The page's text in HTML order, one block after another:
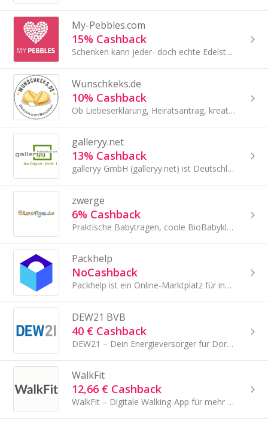
My-Pebbles.com
15% Cashback
Schenken kann jeder- doch echte Edelsteine individuell mit Foto und Text gravieren lassen, das kann man nur bei uns.
Wunschkeks.de
10% Cashback
Ob Liebeserklärung, Heiratsantrag, kreativer Glückwunsch, als Geschenk für Hochzeitsgäste oder als vielseitige Aufmerksamkeit für Mitarbeiter und Kund
galleryy.net
13% Cashback
galleryy GmbH (galleryy.net) ist Deutschlands Nr.1 für Hochzeitsspiele aller Art. Wir bieten ca. 30 verschiedene Hochzeitsspiele und Geldgeschenke: Fi
zwerge
6% Cashback
Praktische Babytragen, coole BioBabykleidung und langlebige Spielsachen, die Deinen Alltag mit Baby verbessern!
Packhelp
NoCashback
Packhelp ist ein Online-Marktplatz für individuelle Verpackungen mit einer breiten Produktpalette für alle.
DEW21 BVB
40 € Cashback
DEW21 – Dein Energieversorger für Dortmund und Umgebung
WalkFit
12,66 € Cashback
WalkFit – Digitale Walking-App für mehr Bewegung im Alltag